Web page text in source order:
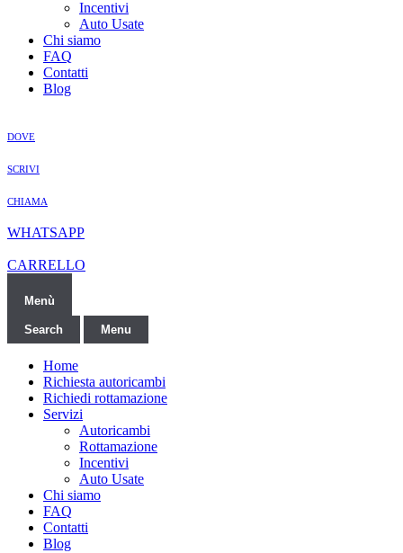
Incentivi
Auto Usate
Chi siamo
FAQ
Contatti
Blog
DOVE
SCRIVI
CHIAMA
WHATSAPP
CARRELLO
Menù
Search Menu
Home
Richiesta autoricambi
Richiedi rottamazione
Servizi
Autoricambi
Rottamazione
Incentivi
Auto Usate
Chi siamo
FAQ
Contatti
Blog